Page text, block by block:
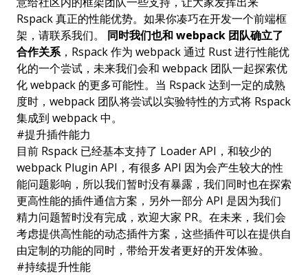
Rspack 真正的性能优势。如果你凑巧在开发一个前端框
架，请联系我们。 同时我们也和 webpack 团队确立了
合作关系，Rspack 作为 webpack 通过 Rust 进行性能优
化的一个尝试，未来我们会和 webpack 团队一起探索优
化 webpack 的更多可能性。当 Rspack 达到一定的成熟
度时，webpack 团队将尝试以实验特性的方式将 Rspack
集成到 webpack 中。
#提升插件能力
目前 Rspack 已经基本支持了 Loader API，和较少的
webpack Plugin API，有很多 API 因为会产生较大的性
能问题影响，所以我们暂时没有暴露，我们同时也在探索
更高性能的插件通信方案，另外一部分 API 是因为我们
精力问题暂时没有完成，欢迎大家 PR。在未来，我们会
考虑提供高性能的动态插件方案，这些插件可以在提供自
由定制的功能的同时，带给开发者更好的开发体验。
#持续提升性能